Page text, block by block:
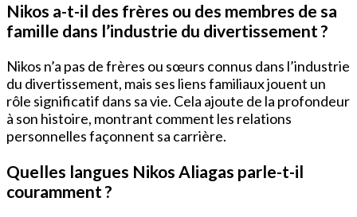
Nikos a-t-il des frères ou des membres de sa
famille dans l’industrie du divertissement ?
Nikos n’a pas de frères ou sœurs connus dans l’industrie
du divertissement, mais ses liens familiaux jouent un
rôle significatif dans sa vie. Cela ajoute de la profondeur
à son histoire, montrant comment les relations
personnelles façonnent sa carrière.
Quelles langues Nikos Aliagas parle-t-il
couramment ?